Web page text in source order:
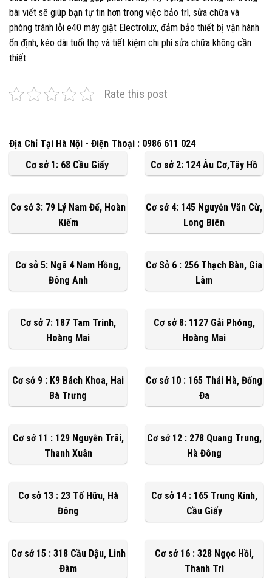
bài viết sẽ giúp bạn tự tin hơn trong việc bảo trì, sửa chữa và
phòng tránh lỗi e40 máy giặt Electrolux, đảm bảo thiết bị vận hành
ổn định, kéo dài tuổi thọ và tiết kiệm chi phí sửa chữa không cần
thiết.
Rate this post
Địa Chỉ Tại Hà Nội - Điện Thoại : 0986 611 024
Cơ sở 1: 68 Cầu Giấy
Cơ sở 2: 124 Âu Cơ,Tây Hồ
Cơ sở 3: 79 Lý Nam Đế, Hoàn
Kiếm
Cơ sở 4: 145 Nguyễn Văn Cừ,
Long Biên
Cơ sở 5: Ngã 4 Nam Hồng,
Đông Anh
Cơ Sở 6 : 256 Thạch Bàn, Gia
Lâm
Cơ sở 7: 187 Tam Trinh,
Hoàng Mai
Cơ sở 8: 1127 Gải Phóng,
Hoàng Mai
Cơ sở 9 : K9 Bách Khoa, Hai
Bà Trưng
Cơ sở 10 : 165 Thái Hà, Đống
Đa
Cơ sở 11 : 129 Nguyễn Trãi,
Thanh Xuân
Cơ sở 12 : 278 Quang Trung,
Hà Đông
Cơ sở 13 : 23 Tố Hữu, Hà
Đông
Cơ sở 14 : 165 Trung Kính,
Cầu Giấy
Cơ sở 15 : 318 Cầu Dậu, Linh
Đàm
Cơ sở 16 : 328 Ngọc Hồi,
Thanh Trì